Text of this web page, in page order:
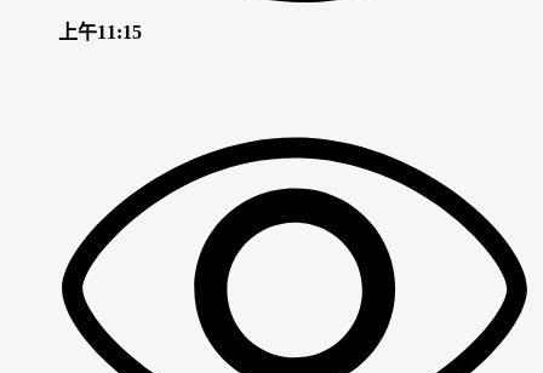
上午11:15